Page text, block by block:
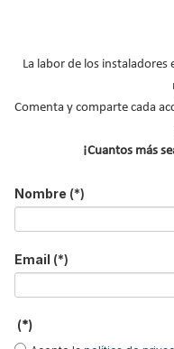
2026
en
La
en
La labor de los instaladores
Comenta y comparte cada
¡Cuantos más
Nombre (*)
Email (*)
(*)